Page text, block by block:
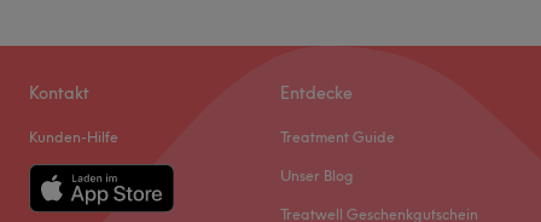
Kontakt
Kunden-Hilfe
Entdecke
Treatment Guide
Unser Blog
Treatwell Geschenkgutschein